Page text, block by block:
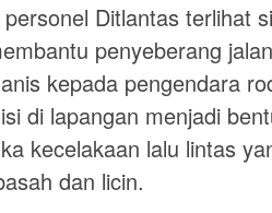
Ditlantas terlihat
penyeberang
kepada pengendara
di lapangan menjadi
kecelakaan lalu lintas
dan licin.